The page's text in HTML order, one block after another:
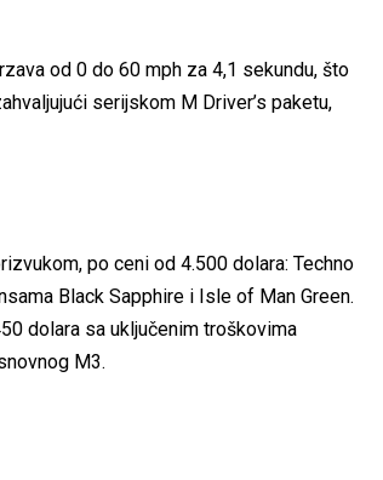
od 0 do 60 mph za 4,1 sekundu, što
serijskom M Driver’s paketu,
po ceni od 4.500 dolara: Techno
Black Sapphire i Isle of Man Green.
dolara sa uključenim troškovima
M3.